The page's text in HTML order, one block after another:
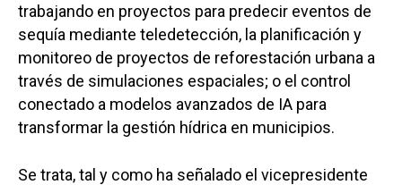
trabajando en proyectos para predecir eventos de
sequía mediante teledetección, la planificación y
monitoreo de proyectos de reforestación urbana a
través de simulaciones espaciales; o el control
conectado a modelos avanzados de IA para
transformar la gestión hídrica en municipios.
Se trata, tal y como ha señalado el vicepresidente